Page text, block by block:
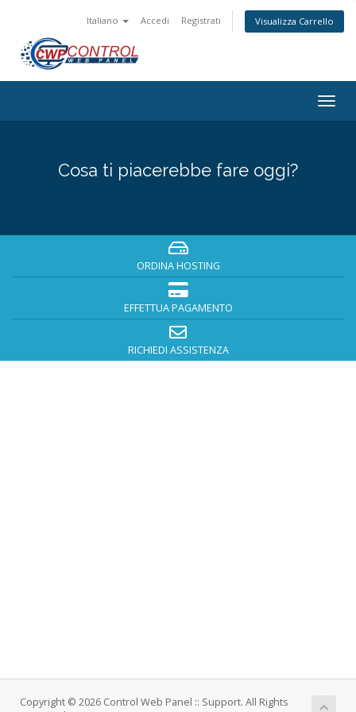
Italiano Accedi Registrati Visualizza Carrello
Cosa ti piacerebbe fare oggi?
ORDINA HOSTING
EFFETTUA PAGAMENTO
RICHIEDI ASSISTENZA
Copyright © 2026 Control Web Panel :: Support. All Rights